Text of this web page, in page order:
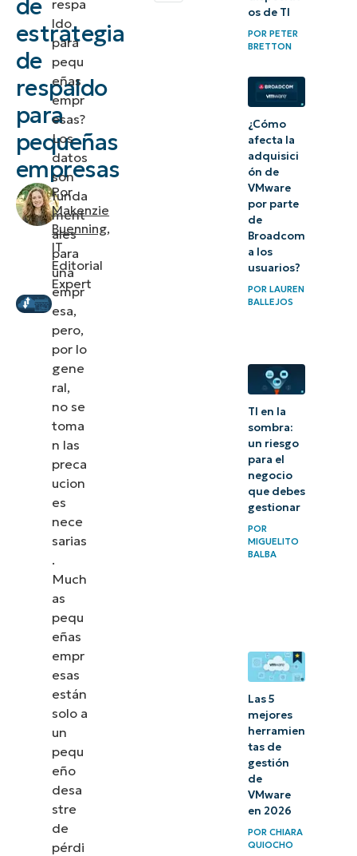
de
estrategia
de
respaldo
para
pequeñas
empresas
Por
Makenzie
Buenning,
IT
Editorial
Expert
empresa
necesita
estrategia
respaldo?
¿Qué es
una
estrategia
respaldo?
estrategia
empresa
estrategia
respa
ldo
para
pequ
eñas
empr
esas?
Los
datos
son
funda
ment
ales
para
una
empr
esa,
pero,
por lo
gene
ral,
no se
toma
n las
preca
ucion
es
nece
sarias
.
Much
as
pequ
eñas
empr
esas
están
solo a
un
pequ
eño
desa
stre
de
pérdi
os de TI
PORPETER
BRETTON
¿Cómo
afecta la
adquisici
ón de
VMware
por parte
de
Broadcom
a los
usuarios?
PORLAUREN
BALLEJOS
TI en la
sombra:
un riesgo
para el
negocio
que debes
gestionar
POR
MIGUELITO
BALBA
Las 5
mejores
herramien
tas de
gestión
de
VMware
en 2026
PORCHIARA
QUIOCHO